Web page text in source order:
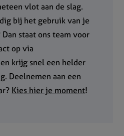
vlot aan de slag.
bij het gebruik van je
staat ons team voor
op via
en krijg snel een helder
Deelnemen aan een
Kies hier je moment!